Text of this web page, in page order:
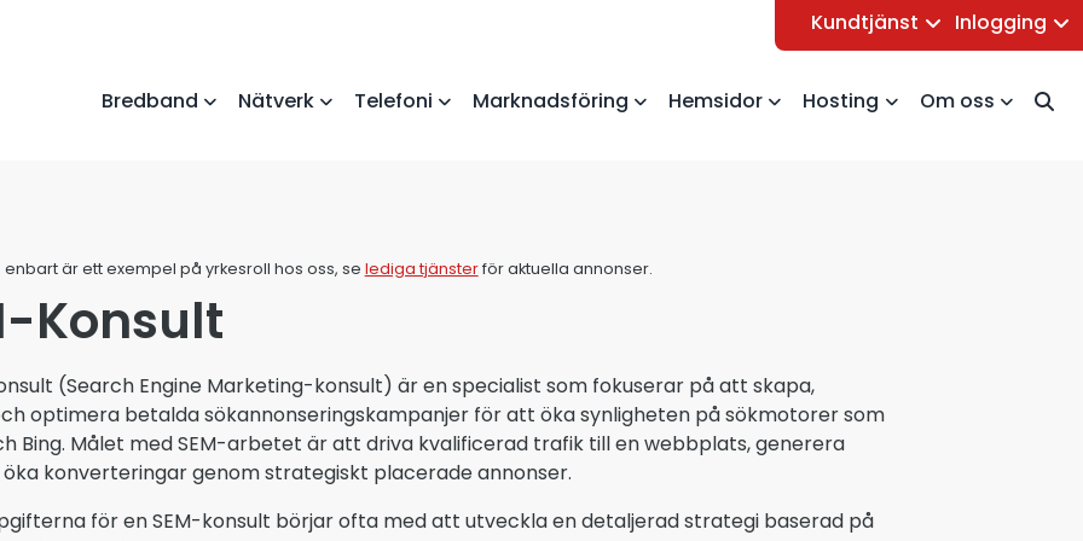
Kundtjänst Inlogging
Bredband Nätverk Telefoni Marknadsföring Hemsidor Hosting Om oss
enbart är ett exempel på yrkesroll hos oss, se lediga tjänsterför aktuella annonser.
Konsult
(Search Engine Marketing-konsult) är en specialist som fokuserar på att skapa,
optimera betalda sökannonseringskampanjer för att öka synligheten på sökmotorer som
Bing. Målet med SEM-arbetet är att driva kvalificerad trafik till en webbplats, generera
konverteringar genom strategiskt placerade annonser.
för en SEM-konsult börjar ofta med att utveckla en detaljerad strategi baserad på